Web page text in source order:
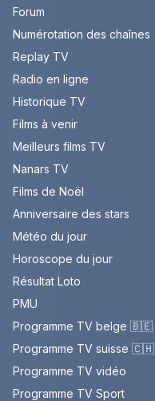
Forum
Numérotation des chaînes
Replay TV
Radio en ligne
Historique TV
Films à venir
Meilleurs films TV
Nanars TV
Films de Noël
Anniversaire des stars
Météo du jour
Horoscope du jour
Résultat Loto
PMU
Programme TV belge 🇧🇪
Programme TV suisse 🇨🇭
Programme TV vidéo
Programme TV Sport